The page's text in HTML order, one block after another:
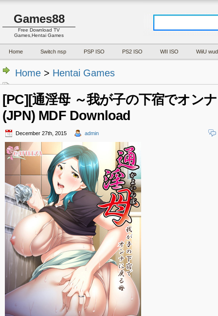
Games88
Free Download TV
Games,Hentai Games
Home Switch nsp PSP ISO PS2 ISO WII ISO WiiU wud
Home > Hentai Games
[PC][通淫母 ～我が子の下宿でオン
(JPN) MDF Download
December 27th, 2015 admin